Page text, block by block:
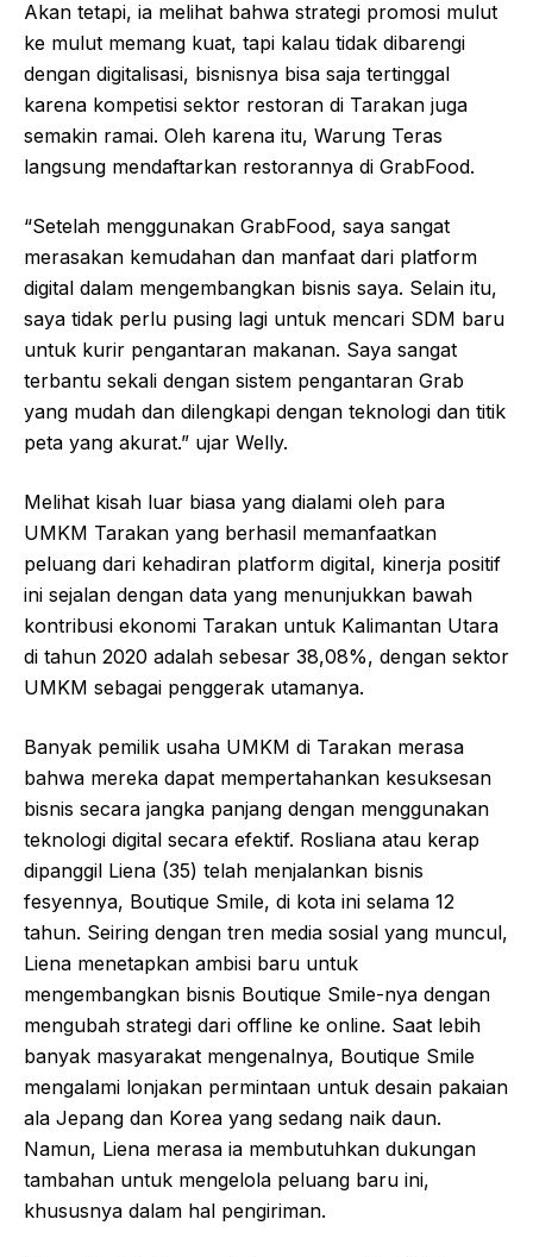
Akan tetapi, ia melihat bahwa strategi promosi mulut
ke mulut memang kuat, tapi kalau tidak dibarengi
dengan digitalisasi, bisnisnya bisa saja tertinggal
karena kompetisi sektor restoran di Tarakan juga
semakin ramai. Oleh karena itu, Warung Teras
langsung mendaftarkan restorannya di GrabFood.
“Setelah menggunakan GrabFood, saya sangat
merasakan kemudahan dan manfaat dari platform
digital dalam mengembangkan bisnis saya. Selain itu,
saya tidak perlu pusing lagi untuk mencari SDM baru
untuk kurir pengantaran makanan. Saya sangat
terbantu sekali dengan sistem pengantaran Grab
yang mudah dan dilengkapi dengan teknologi dan titik
peta yang akurat.” ujar Welly.
Melihat kisah luar biasa yang dialami oleh para
UMKM Tarakan yang berhasil memanfaatkan
peluang dari kehadiran platform digital, kinerja positif
ini sejalan dengan data yang menunjukkan bawah
kontribusi ekonomi Tarakan untuk Kalimantan Utara
di tahun 2020 adalah sebesar 38,08%, dengan sektor
UMKM sebagai penggerak utamanya.
Banyak pemilik usaha UMKM di Tarakan merasa
bahwa mereka dapat mempertahankan kesuksesan
bisnis secara jangka panjang dengan menggunakan
teknologi digital secara efektif. Rosliana atau kerap
dipanggil Liena (35) telah menjalankan bisnis
fesyennya, Boutique Smile, di kota ini selama 12
tahun. Seiring dengan tren media sosial yang muncul,
Liena menetapkan ambisi baru untuk
mengembangkan bisnis Boutique Smile-nya dengan
mengubah strategi dari offline ke online. Saat lebih
banyak masyarakat mengenalnya, Boutique Smile
mengalami lonjakan permintaan untuk desain pakaian
ala Jepang dan Korea yang sedang naik daun.
Namun, Liena merasa ia membutuhkan dukungan
tambahan untuk mengelola peluang baru ini,
khususnya dalam hal pengiriman.